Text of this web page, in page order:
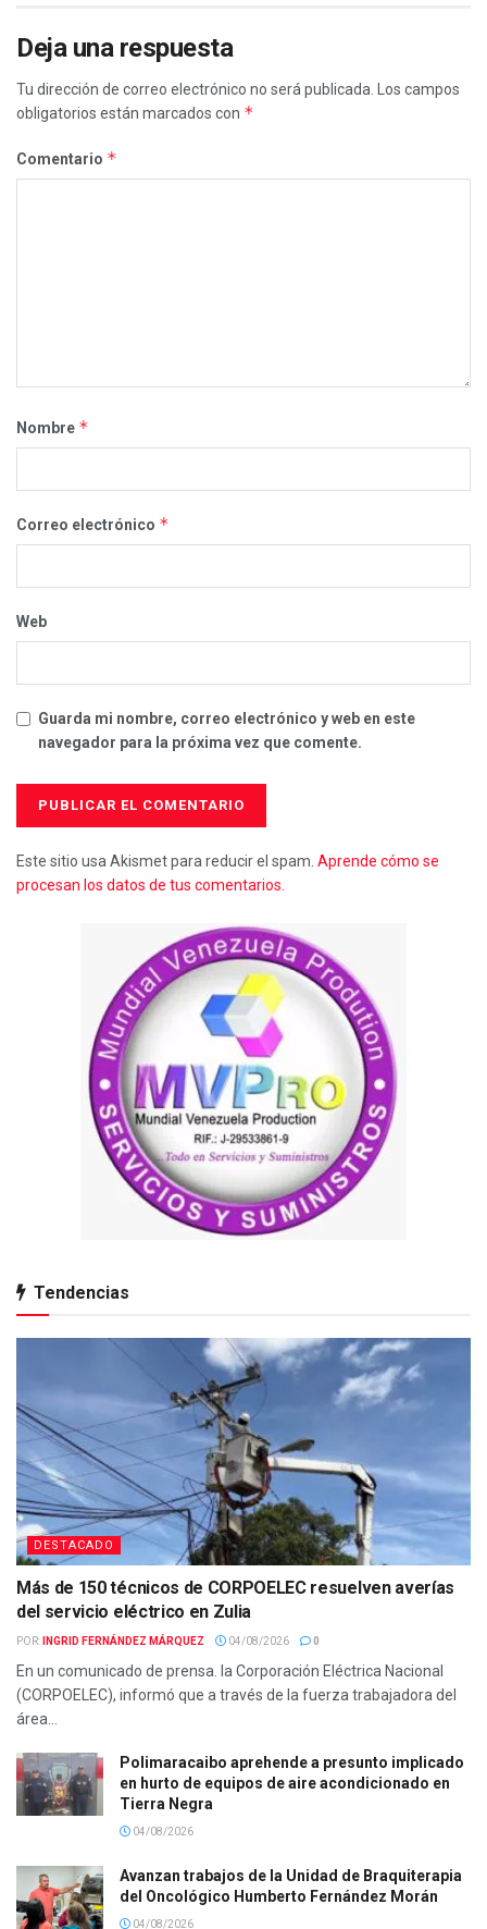
Deja una respuesta
Tu dirección de correo electrónico no será publicada.
Los campos
obligatorios están marcados con *
Comentario *
Nombre *
Correo electrónico *
Web
Guarda mi nombre, correo electrónico y web en este
navegador para la próxima vez que comente.
Este sitio usa Akismet para reducir el spam. Aprende cómo se
procesan los datos de tus comentarios.
Tendencias
DESTACADO
Más de 150 técnicos de CORPOELEC resuelven averías
del servicio eléctrico en Zulia
POR: INGRID FERNÁNDEZ MÁRQUEZ 04/08/2026 0
En un comunicado de prensa. la Corporación Eléctrica Nacional
(CORPOELEC), informó que a través de la fuerza trabajadora del
área...
Polimaracaibo aprehende a presunto implicado
en hurto de equipos de aire acondicionado en
Tierra Negra
04/08/2026
Avanzan trabajos de la Unidad de Braquiterapia
del Oncológico Humberto Fernández Morán
04/08/2026